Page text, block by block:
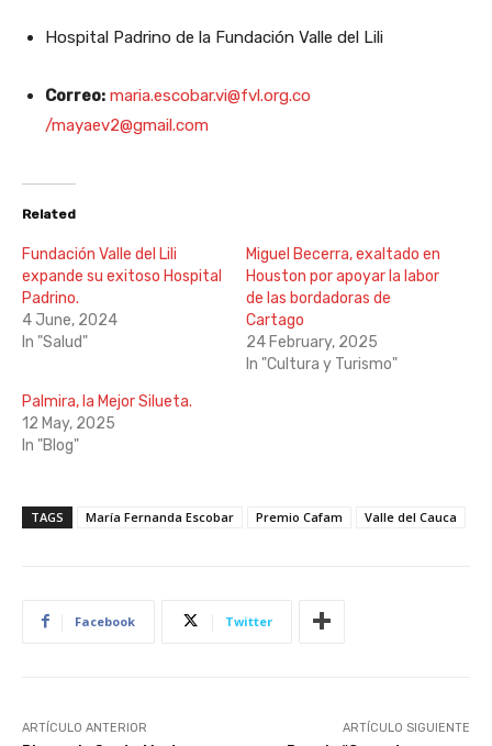
Hospital Padrino de la Fundación Valle del Lili
Correo: maria.escobar.vi@fvl.org.co
/mayaev2@gmail.com
Related
Fundación Valle del Lili
expande su exitoso Hospital
Padrino.
4 June, 2024
In "Salud"
Miguel Becerra, exaltado en
Houston por apoyar la labor
de las bordadoras de
Cartago
24 February, 2025
In "Cultura y Turismo"
Palmira, la Mejor Silueta.
12 May, 2025
In "Blog"
TAGS María Fernanda Escobar Premio Cafam Valle del Cauca
Facebook Twitter
ARTÍCULO ANTERIOR ARTÍCULO SIGUIENTE